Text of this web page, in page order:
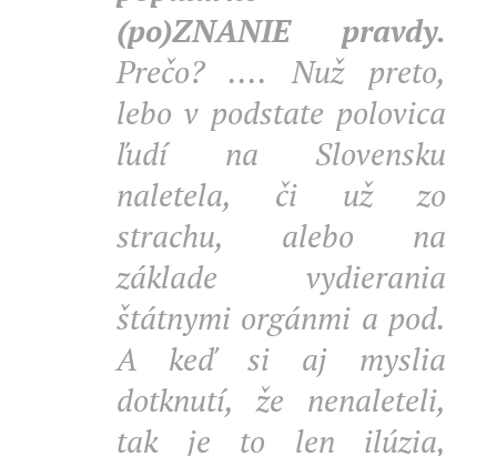
(po)ZNANIE
pravdy.
Prečo? .... Nuž preto,
lebo v podstate polovica
ľudí na Slovensku
naletela, či už zo
strachu, alebo na
základe vydierania
štátnymi orgánmi a pod.
A keď si aj myslia
dotknutí, že nenaleteli,
tak je to len ilúzia,